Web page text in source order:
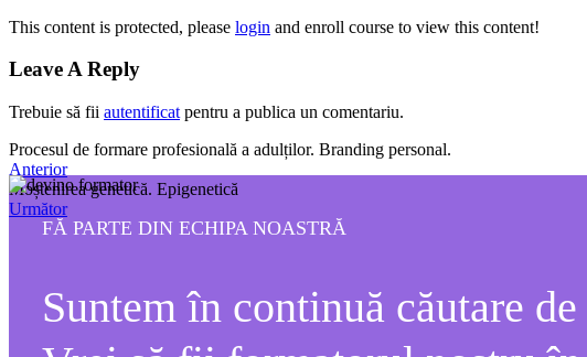
This content is protected, please login and enroll course to view this content!
Leave A Reply
Trebuie să fii autentificat pentru a publica un comentariu.
Procesul de formare profesională a adulților. Branding personal.
Anterior
Moștenirea genetică. Epigenetică
Următor
FĂ PARTE DIN ECHIPA NOASTRĂ
Suntem în continuă căutare